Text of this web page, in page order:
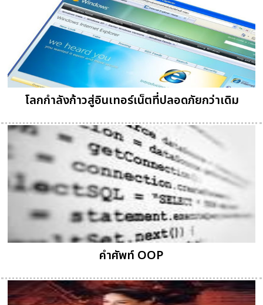
โลกกำลังก้าวสู่อินเทอร์เน็ตที่ปลอดภัยกว่าเดิม
คำศัพท์ OOP